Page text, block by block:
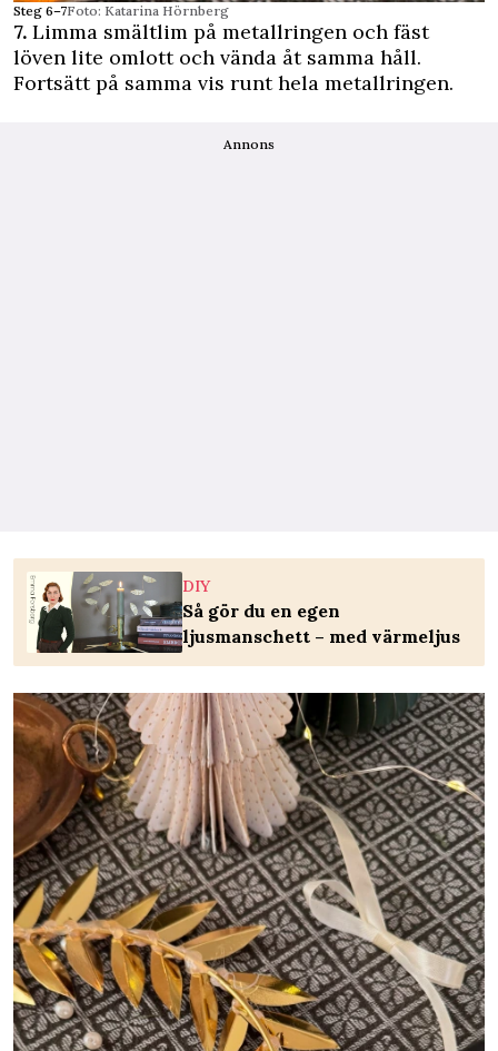
Steg 6–7Foto: Katarina Hörnberg
7. Limma smältlim på metallringen och fäst
löven lite omlott och vända åt samma håll.
Fortsätt på samma vis runt hela metallringen.
Annons
DIY
Så gör du en egen
ljusmanschett – med värmeljus